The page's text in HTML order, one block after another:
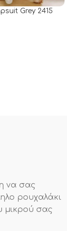
Grey 2415
να σας
ρουχαλάκι
μικρού σας